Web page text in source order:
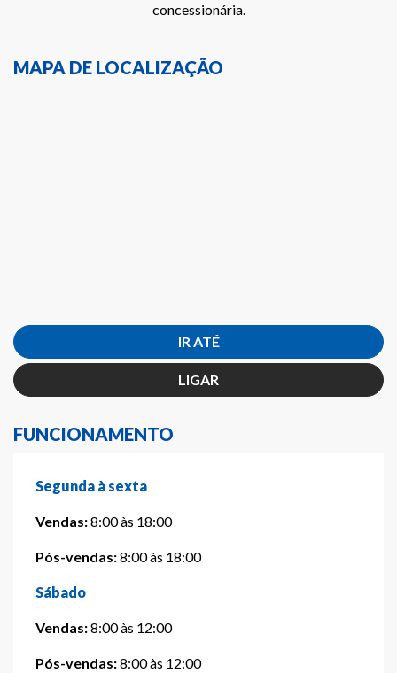
concessionária.
MAPA DE LOCALIZAÇÃO
IR ATÉ
LIGAR
FUNCIONAMENTO
Segunda à sexta
Vendas:8:00 às 18:00
Pós-vendas:8:00 às 18:00
Sábado
Vendas:8:00 às 12:00
Pós-vendas:8:00 às 12:00